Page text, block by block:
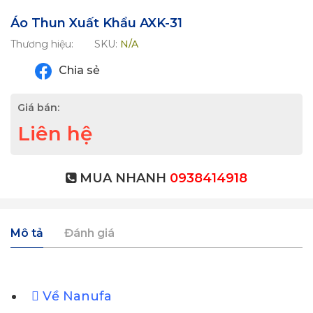
Áo Thun Xuất Khẩu AXK-31
Thương hiệu: SKU: N/A
Chia sẻ
Giá bán:
Liên hệ
MUA NHANH 0938414918
Mô tả Đánh giá
Về Nanufa